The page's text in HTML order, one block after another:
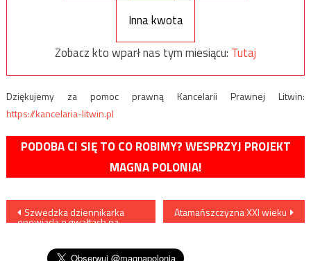
Inna kwota
Zobacz kto wparł nas tym miesiącu: Tutaj
Dziękujemy za pomoc prawną Kancelarii Prawnej Litwin:
https://kancelaria-litwin.pl
PODOBA CI SIĘ TO CO ROBIMY? WESPRZYJ PROJEKT
MAGNA POLONIA!
Nawigacja
Szwedzka dziennikarka
opowiada o gwałtach na
Atamańszczyzna XXI wieku